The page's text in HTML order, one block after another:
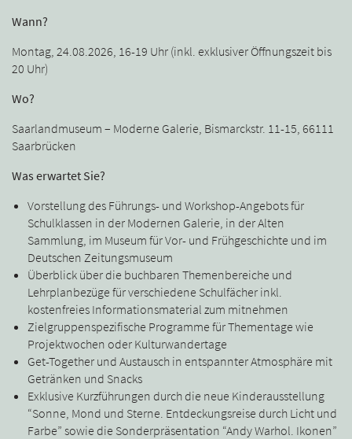
Wann?
Montag, 24.08.2026, 16-19 Uhr (inkl. exklusiver Öffnungszeit bis
20 Uhr)
Wo?
Saarlandmuseum – Moderne Galerie, Bismarckstr. 11-15, 66111
Saarbrücken
Was erwartet Sie?
Vorstellung des Führungs- und Workshop-Angebots für
Schulklassen in der Modernen Galerie, in der Alten
Sammlung, im Museum für Vor- und Frühgeschichte und im
Deutschen Zeitungsmuseum
Überblick über die buchbaren Themenbereiche und
Lehrplanbezüge für verschiedene Schulfächer inkl.
kostenfreies Informationsmaterial zum mitnehmen
Zielgruppenspezifische Programme für Thementage wie
Projektwochen oder Kulturwandertage
Get-Together und Austausch in entspannter Atmosphäre mit
Getränken und Snacks
Exklusive Kurzführungen durch die neue Kinderausstellung
“Sonne, Mond und Sterne. Entdeckungsreise durch Licht und
Farbe” sowie die Sonderpräsentation “Andy Warhol. Ikonen”